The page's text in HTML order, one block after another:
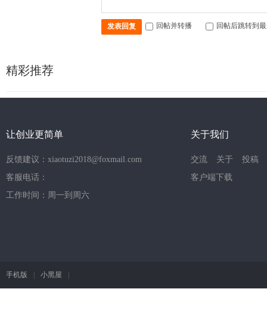
发表回复 回帖并转播 回帖后跳转到
精彩推荐
让创业更简单
反馈建议：xiaotuzi2018@foxmail.com
客服电话：
工作时间：周一到周六
关于我们
交流 关于
投稿
客户端下载
手机版 | 小黑屋 |